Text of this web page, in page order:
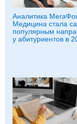
Аналитика
Медицина стала
популярным
у абитуриентов в